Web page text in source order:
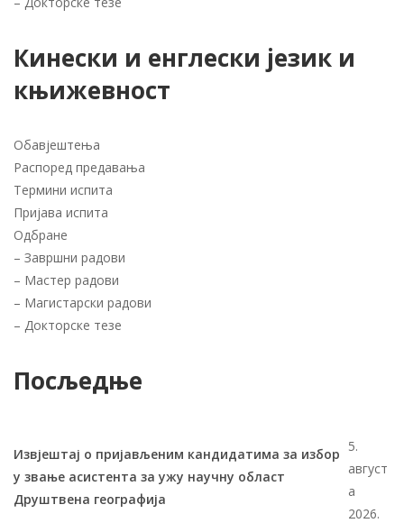
Кинески и енглески језик и
књижевност
Обавјештења
Распоред предавања
Термини испита
Пријава испита
Одбране
– Завршни радови
– Мастер радови
– Магистарски радови
– Докторске тезе
Посљедње
Извјештај о пријављеним кандидатима за избор
у звање асистента за ужу научну област
Друштвена географија
5.
август
а
2026.